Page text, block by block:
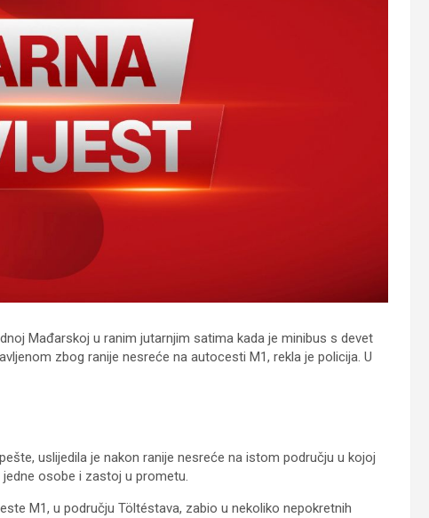
Mađarskoj u ranim jutarnjim satima kada je minibus s devet
zbog ranije nesreće na autocesti M1, rekla je policija. U
uslijedila je nakon ranije nesreće na istom području u kojoj
osobe i zastoj u prometu.
M1, u području Töltéstava, zabio u nekoliko nepokretnih